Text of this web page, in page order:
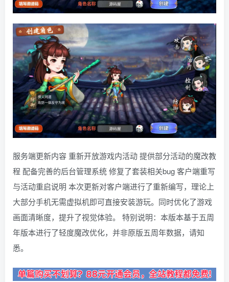
服务端更新内容 重新开放游戏内活动 提供部分活动的魔改教
程 配备完善的后台管理系统 修复了套装相关bug 客户端重写
与活动重启说明 本次更新对客户端进行了重新编写，理论上
大部分手机无需虚拟机即可直接安装游玩。同时优化了游戏
画面清晰度，提升了视觉体验。 特别说明：本版本基于五周
年版本进行了轻度魔改优化，并非原版五周年数据，请知
悉。